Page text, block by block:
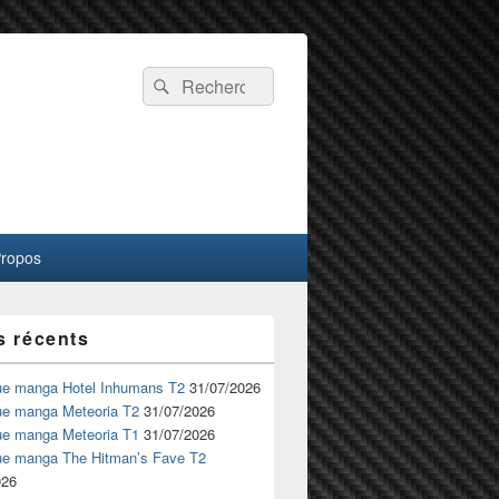
Recherche :
Rechercher
récents
manga Hotel Inhumans T2 31/07/2026
manga Meteoria T2 31/07/2026
manga Meteoria T1 31/07/2026
manga The Hitman’s Fave T2